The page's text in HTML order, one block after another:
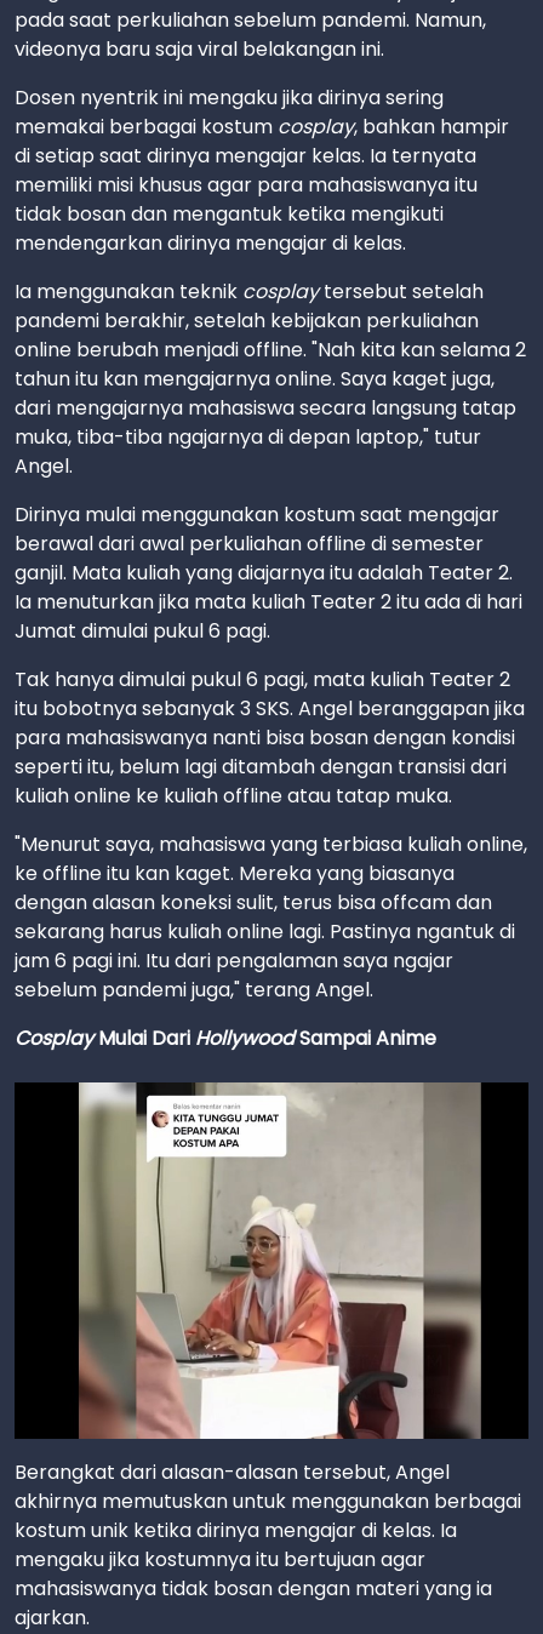
pada saat perkuliahan sebelum pandemi. Namun,
videonya baru saja viral belakangan ini.
Dosen nyentrik ini mengaku jika dirinya sering
memakai berbagai kostum cosplay, bahkan hampir
di setiap saat dirinya mengajar kelas. Ia ternyata
memiliki misi khusus agar para mahasiswanya itu
tidak bosan dan mengantuk ketika mengikuti
mendengarkan dirinya mengajar di kelas.
Ia menggunakan teknik cosplaytersebut setelah
pandemi berakhir, setelah kebijakan perkuliahan
online berubah menjadi offline. "Nah kita kan selama 2
tahun itu kan mengajarnya online. Saya kaget juga,
dari mengajarnya mahasiswa secara langsung tatap
muka, tiba-tiba ngajarnya di depan laptop," tutur
Angel.
Dirinya mulai menggunakan kostum saat mengajar
berawal dari awal perkuliahan offline di semester
ganjil. Mata kuliah yang diajarnya itu adalah Teater 2.
Ia menuturkan jika mata kuliah Teater 2 itu ada di hari
Jumat dimulai pukul 6 pagi.
Tak hanya dimulai pukul 6 pagi, mata kuliah Teater 2
itu bobotnya sebanyak 3 SKS. Angel beranggapan jika
para mahasiswanya nanti bisa bosan dengan kondisi
seperti itu, belum lagi ditambah dengan transisi dari
kuliah online ke kuliah offline atau tatap muka.
"Menurut saya, mahasiswa yang terbiasa kuliah online,
ke offline itu kan kaget. Mereka yang biasanya
dengan alasan koneksi sulit, terus bisa offcam dan
sekarang harus kuliah online lagi. Pastinya ngantuk di
jam 6 pagi ini. Itu dari pengalaman saya ngajar
sebelum pandemi juga," terang Angel.
CosplayMulai Dari HollywoodSampai Anime
Berangkat dari alasan-alasan tersebut, Angel
akhirnya memutuskan untuk menggunakan berbagai
kostum unik ketika dirinya mengajar di kelas. Ia
mengaku jika kostumnya itu bertujuan agar
mahasiswanya tidak bosan dengan materi yang ia
ajarkan.